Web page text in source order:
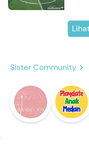
Sister Community